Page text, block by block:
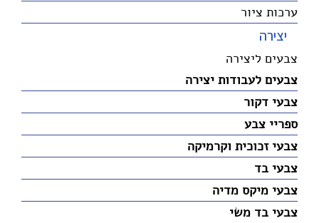
ערכות ציור
יצירה
צבעים ליצירה
צבעים לעבודות יצירה
צבעי דקור
ספריי צבע
צבעי זכוכית וקרמיקה
צבעי בד
צבעי מיקס מדיה
צבעי בד משי